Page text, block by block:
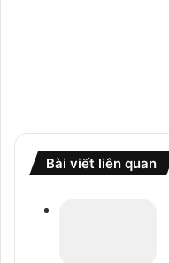
Bài viết liên quan